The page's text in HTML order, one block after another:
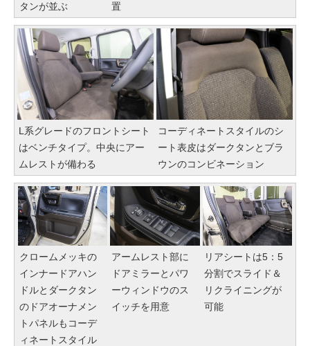
タンが並ぶ
置
L系グレードのフロントシート
はベンチタイプ。中央にアー
ムレストが備わる
コーディネートスタイルのシ
ート表皮はダークタンとブラ
ウンのコンビネーション
クロームメッキの
インナードアハン
ドルとダークタン
のドアオーナメン
トパネルもコーデ
ィネートスタイル
アームレスト部に
ドアミラーとパワ
ーウィンドウのス
イッチを用意
リアシートは5：5
分割でスライド＆
リクライニングが
可能